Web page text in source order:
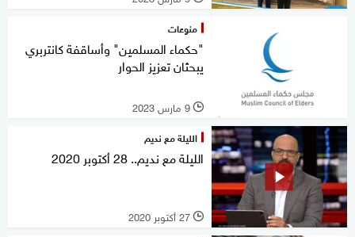
منوعات
"حكماء المسلمين" وأساقفة كانتربري
يبحثان تعزيز الحوار
l 9 مارس 2023
الليلة مع نديم
الليلة مع نديم.. 28 أكتوبر 2020
l 27 أكتوبر 2020